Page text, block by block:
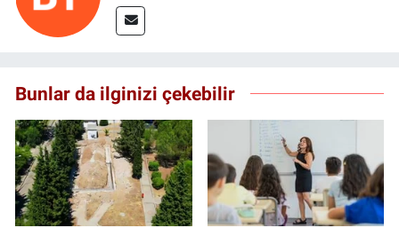
Bunlar da ilginizi çekebilir